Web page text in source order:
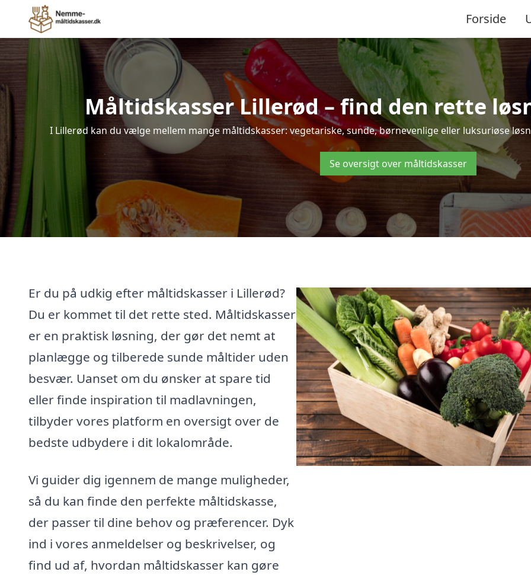
Forside
Måltidskasser Lillerød – find den rette
I Lillerød kan du vælge mellem mange måltidskasser: vegetariske, sunde, børnevenlige eller luksuriøse
Se oversigt over måltidskasser
Er du på udkig efter måltidskasser i Lillerød?
Du er kommet til det rette sted. Måltidskasser
er en praktisk løsning, der gør det nemt at
planlægge og tilberede sunde måltider uden
besvær. Uanset om du ønsker at spare tid
eller finde inspiration til madlavningen,
tilbyder vores platform en oversigt over de
bedste udbydere i dit lokalområde.
Vi guider dig igennem de mange muligheder,
så du kan finde den perfekte måltidskasse,
der passer til dine behov og præferencer. Dyk
ind i vores anmeldelser og beskrivelser, og
find ud af, hvordan måltidskasser kan gøre